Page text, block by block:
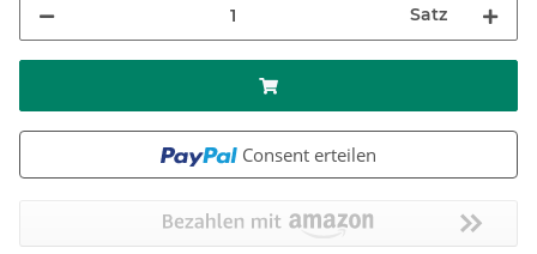
Satz
Consent erteilen